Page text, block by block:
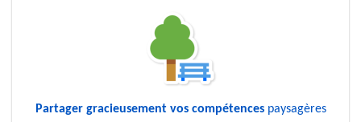
Partager gracieusement vos compétencespaysagères